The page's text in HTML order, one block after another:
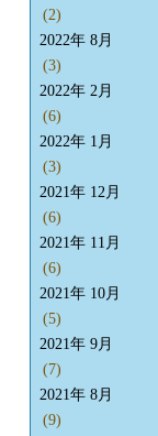
(2)
2022年 8月
(3)
2022年 2月
(6)
2022年 1月
(3)
2021年 12月
(6)
2021年 11月
(6)
2021年 10月
(5)
2021年 9月
(7)
2021年 8月
(9)